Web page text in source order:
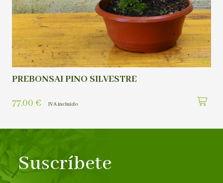
PREBONSAI PINO SILVESTRE
77,00 € IVA incluído
Suscríbete